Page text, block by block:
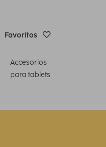
Favoritos
Accesorios
para tablets